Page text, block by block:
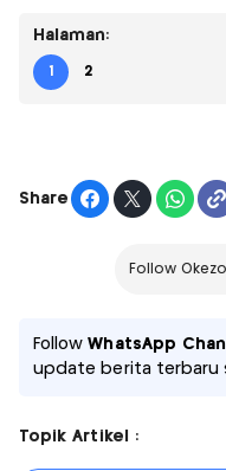
Halaman:
1 2
Share
Follow
FollowWhatsApp
update berita terbaru
Topik Artikel :